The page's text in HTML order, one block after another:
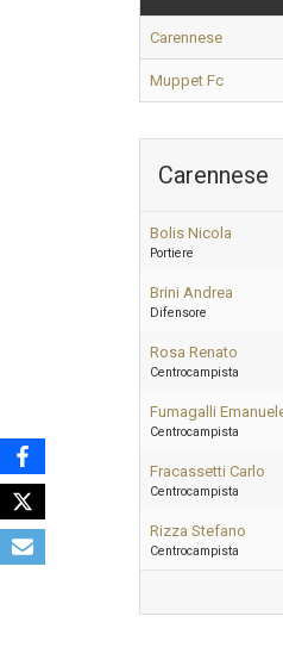
Carennese
Muppet Fc
Carennese
Bolis Nicola
Portiere
Brini Andrea
Difensore
Rosa Renato
Centrocampista
Fumagalli
Centrocampista
Fracassetti Carlo
Centrocampista
Rizza Stefano
Centrocampista